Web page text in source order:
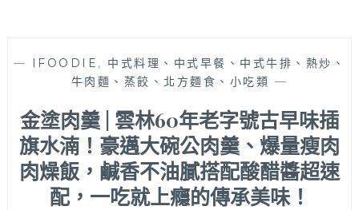
— IFOODIE , 中式料理、中式早餐、中式牛排、熱炒、
牛肉麵、蒸餃、北方麵食、小吃類 —
金塗肉羹 | 雲林60年老字號古早味插
旗水湳！豪邁大碗公肉羹、爆量瘦肉
肉燥飯，鹹香不油膩搭配酸醋醬超速
配，一吃就上癮的傳承美味！